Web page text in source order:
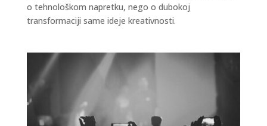
o tehnološkom napretku, nego o dubokoj
transformaciji same ideje kreativnosti.